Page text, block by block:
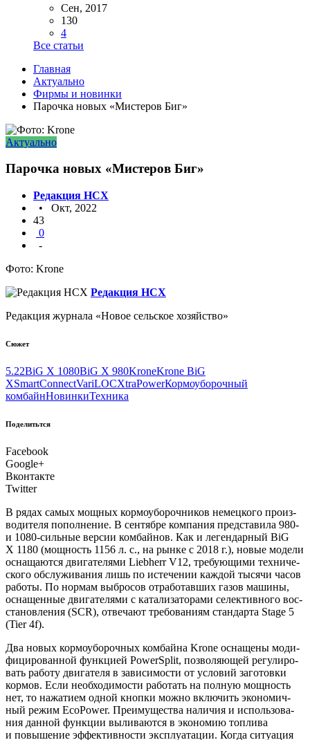
Сен, 2017
130
4
Все статьи
Главная
Актуально
Фирмы и новинки
Парочка новых «Мистеров Биг»
Актуально
Парочка новых «Мистеров Биг»
Редакция НСХ
• Окт, 2022
43
0
-
Фото: Krone
Редакция НСХ
Редакция журнала «Новое сельское хозяйство»
Сюжет
5.22BiG X 1080BiG X 980KroneKrone BiG
XSmartConnectVariLOCXtraPowerКормоуборочный
комбайнНовинкиТехника
Поделитьтся
Facebook
Google+
Вконтакте
Twitter
В рядах самых мощ­ных кор­мо­убо­роч­ни­ков немец­ко­го про­из­
во­ди­те­ля попол­не­ние. В сен­тяб­ре ком­па­ния пред­ста­ви­ла 980-
и 1080-силь­ные вер­сии ком­бай­нов. Как и леген­дар­ный BiG
X 1180 (мощ­ность 1156 л. с., на рын­ке с 2018 г.), новые моде­ли
осна­ща­ют­ся дви­га­те­ля­ми Liebherr V12, тре­бу­ю­щи­ми тех­ни­че­
ско­го обслу­жи­ва­ния лишь по исте­че­нии каж­дой тыся­чи часов
рабо­ты. По нор­мам выбро­сов отра­бо­тав­ших газов маши­ны,
осна­щен­ные дви­га­те­ля­ми с ката­ли­за­то­ра­ми селек­тив­но­го вос­
ста­нов­ле­ния (SCR), отве­ча­ют тре­бо­ва­ни­ям стан­дар­та Stage 5
(Tier 4f).
Два новых кор­мо­убо­роч­ных ком­бай­на Krone осна­ще­ны моди­
фи­ци­ро­ван­ной функ­ци­ей PowerSplit, поз­во­ля­ю­щей регу­ли­ро­
вать рабо­ту дви­га­те­ля в зави­си­мо­сти от усло­вий заго­тов­ки
кор­мов. Если необ­хо­ди­мо­сти рабо­тать на пол­ную мощ­ность
нет, то нажа­ти­ем одной кноп­ки мож­но вклю­чить эко­но­мич­
ный режим EcoPower. Пре­иму­ще­ства нали­чия и исполь­зо­ва­
ния дан­ной функ­ции выли­ва­ют­ся в эко­но­мию топ­ли­ва
и повы­ше­ние эффек­тив­но­сти экс­плу­а­та­ции. Когда ситу­а­ция